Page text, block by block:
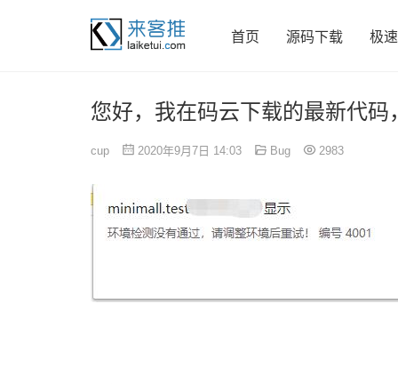
首页 源码下载 极
您好，我在码云下载的最新代
cup 2020年9月7日 14:03 Bug 2983